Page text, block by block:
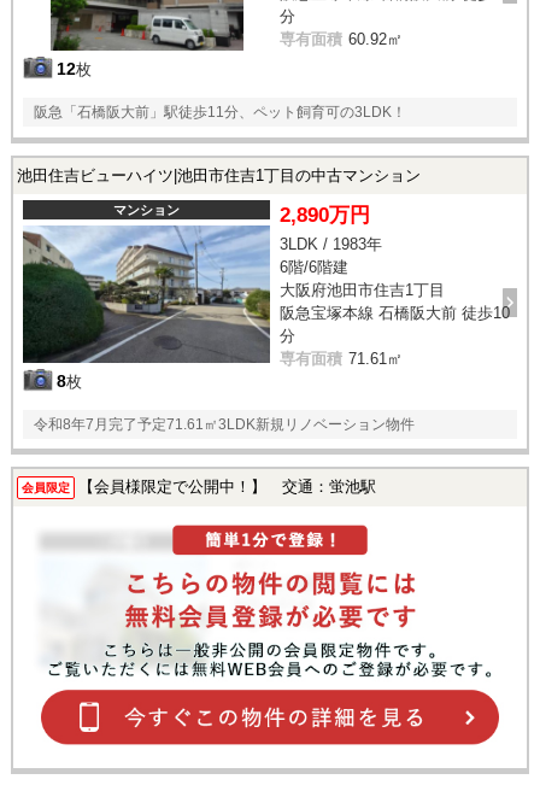
12枚
分
専有面積 60.92㎡
阪急「石橋阪大前」駅徒歩11分、ペット飼育可の3LDK！
池田住吉ビューハイツ|池田市住吉1丁目の中古マンション
マンション
8枚
2,890万円
3LDK / 1983年
6階/6階建
大阪府池田市住吉1丁目
阪急宝塚本線 石橋阪大前 徒歩10
分
専有面積 71.61㎡
令和8年7月完了予定71.61㎡3LDK新規リノベーション物件
会員限定 【会員様限定で公開中！】 交通：蛍池駅